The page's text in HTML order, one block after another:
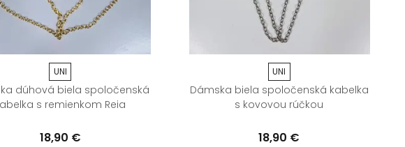
UNI
dúhová biela spoločenská
s remienkom Reia
18,90 €
UNI
Dámska biela spoločenská kabelka
s kovovou rúčkou
18,90 €